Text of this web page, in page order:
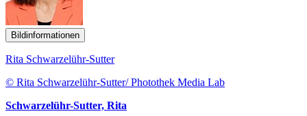
Bildinformationen
Rita Schwarzelühr-Sutter
© Rita Schwarzelühr-Sutter/ Photothek Media Lab
Schwarzelühr-Sutter, Rita